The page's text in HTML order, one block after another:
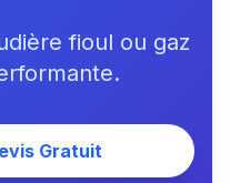
fioul ou gaz
Gratuit